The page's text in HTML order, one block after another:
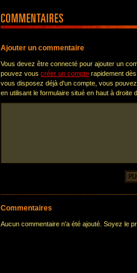
Ajouter un commentaire
Vous devez être connecté pour ajouter un
pouvez vous créer un compte rapidement
vous disposez déjà d'un compte, vous pouvez
en utilisant le formulaire situé en haut à droite
Commentaires
Aucun commentaire n'a été ajouté. Soyez le